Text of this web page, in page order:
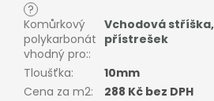
?
Komůrkový
polykarbonát
vhodný pro::
Vchodová stříška,
přístrešek
Tloušťka:
10mm
Cena za m2:
288 Kč bez DPH